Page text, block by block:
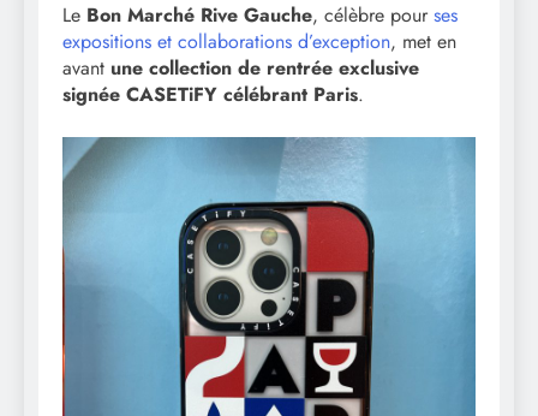
Le Bon Marché Rive Gauche, célèbre pour ses
expositions et collaborations d’exception, met en
avant une collection de rentrée exclusive
signée CASETiFY célébrant Paris.